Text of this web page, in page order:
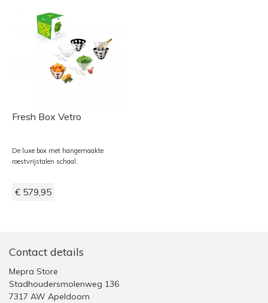
Fresh Box Vetro
De luxe box met hangemaakte
roestvrijstalen schaal.
€ 579,95
Contact details
Mepra Store
Stadhoudersmolenweg 136
7317 AW Apeldoorn